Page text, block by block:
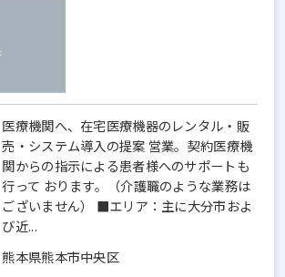
医療機関へ、在宅医療機器のレンタル・販
売・システム導入の提案 営業。契約医療機
関からの指示による患者様へのサポートも
行って おります。（介護職のような業務は
ございません） ■エリア：主に大分市およ
び近...
熊本県熊本市中央区